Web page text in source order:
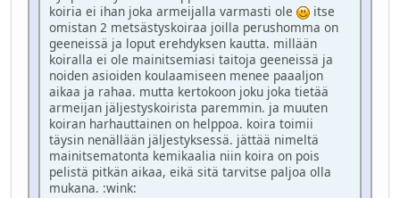
koiria ei ihan joka armeijalla varmasti ole
itse
omistan 2 metsästyskoiraa joilla perushomma on
geeneissä ja loput erehdyksen kautta. millään
koiralla ei ole mainitsemiasi taitoja geeneissä ja
noiden asioiden koulaamiseen menee paaaljon
aikaa ja rahaa. mutta kertokoon joku joka tietää
armeijan jäljestyskoirista paremmin. ja muuten
koiran harhauttainen on helppoa. koira toimii
täysin nenällään jäljestyksessä. jättää nimeltä
mainitsematonta kemikaalia niin koira on pois
pelistä pitkän aikaa, eikä sitä tarvitse paljoa olla
mukana. :wink: